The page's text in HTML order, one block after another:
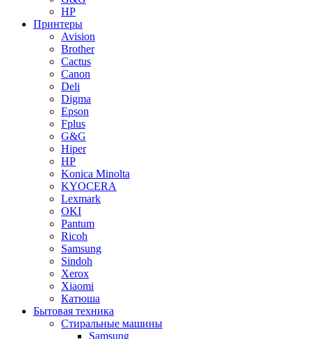
HP
Принтеры
Avision
Brother
Cactus
Canon
Deli
Digma
Epson
Fplus
G&G
Hiper
HP
Konica Minolta
KYOCERA
Lexmark
OKI
Pantum
Ricoh
Samsung
Sindoh
Xerox
Xiaomi
Катюша
Бытовая техника
Стиральные машины
Samsung